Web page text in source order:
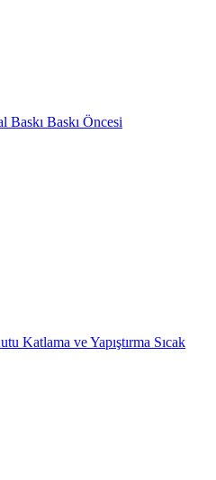
Baskı Baskı Öncesi
Katlama ve Yapıştırma Sıcak